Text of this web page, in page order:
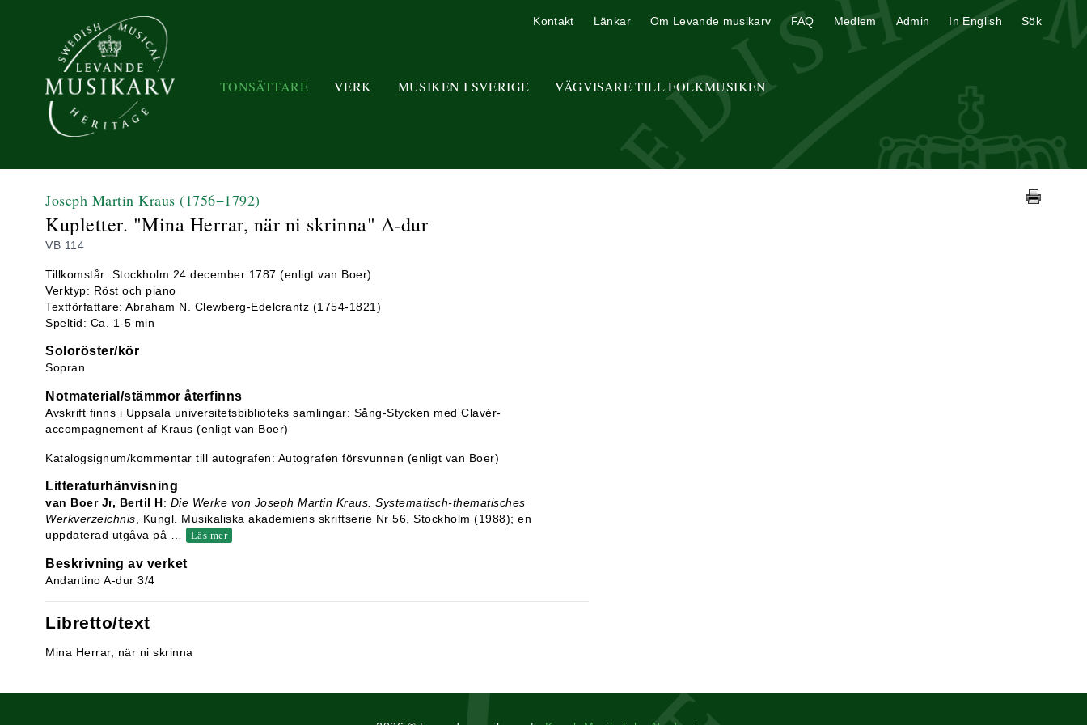
TONSÄTTARE VERK MUSIKEN I SVERIGE VÄGVISARE TILL FOLKMUSIKEN
Kontakt Länkar Om Levande musikarv FAQ Medlem Admin In English Sök
Joseph Martin Kraus (1756−1792)
Kupletter. "Mina Herrar, när ni skrinna" A-dur
VB 114
Tillkomstår: Stockholm 24 december 1787 (enligt van Boer)
Verktyp: Röst och piano
Textförfattare: Abraham N. Clewberg-Edelcrantz (1754-1821)
Speltid: Ca. 1-5 min
Soloröster/kör
Sopran
Notmaterial/stämmor återfinns
Avskrift finns i Uppsala universitetsbiblioteks samlingar: Sång-Stycken med Clavér-
accompagnement af Kraus (enligt van Boer)
Katalogsignum/kommentar till autografen: Autografen försvunnen (enligt van Boer)
Litteraturhänvisning
van Boer Jr, Bertil H: Die Werke von Joseph Martin Kraus. Systematisch-thematisches
Werkverzeichnis , Kungl. Musikaliska akademiens skriftserie Nr 56, Stockholm (1988); en
uppdaterad utgåva på
Läs mer
Beskrivning av verket
Andantino A-dur 3/4
Libretto/text
Mina Herrar, när ni skrinna